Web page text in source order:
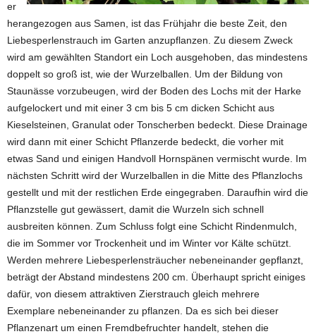
er
herangezogen aus Samen, ist das Frühjahr die beste Zeit, den
Liebesperlenstrauch im Garten anzupflanzen. Zu diesem Zweck
wird am gewählten Standort ein Loch ausgehoben, das mindestens
doppelt so groß ist, wie der Wurzelballen. Um der Bildung von
Staunässe vorzubeugen, wird der Boden des Lochs mit der Harke
aufgelockert und mit einer 3 cm bis 5 cm dicken Schicht aus
Kieselsteinen, Granulat oder Tonscherben bedeckt. Diese Drainage
wird dann mit einer Schicht Pflanzerde bedeckt, die vorher mit
etwas Sand und einigen Handvoll Hornspänen vermischt wurde. Im
nächsten Schritt wird der Wurzelballen in die Mitte des Pflanzlochs
gestellt und mit der restlichen Erde eingegraben. Daraufhin wird die
Pflanzstelle gut gewässert, damit die Wurzeln sich schnell
ausbreiten können. Zum Schluss folgt eine Schicht Rindenmulch,
die im Sommer vor Trockenheit und im Winter vor Kälte schützt.
Werden mehrere Liebesperlensträucher nebeneinander gepflanzt,
beträgt der Abstand mindestens 200 cm. Überhaupt spricht einiges
dafür, von diesem attraktiven Zierstrauch gleich mehrere
Exemplare nebeneinander zu pflanzen. Da es sich bei dieser
Pflanzenart um einen Fremdbefruchter handelt, stehen die